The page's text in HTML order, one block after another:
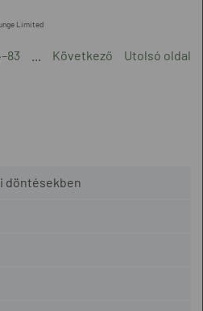
döntésekben
Limited
Következő Utolsó oldal